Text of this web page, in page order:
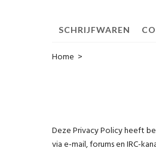
SCHRIJFWAREN
Home >
Deze Privacy Policy heeft
via e-mail, forums en IRC-